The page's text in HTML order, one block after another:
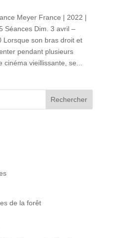
Meyer France | 2022 |
Séances Dim. 3 avril –
Lorsque son bras droit et
pendant plusieurs
vieillissante, se...
de la forêt